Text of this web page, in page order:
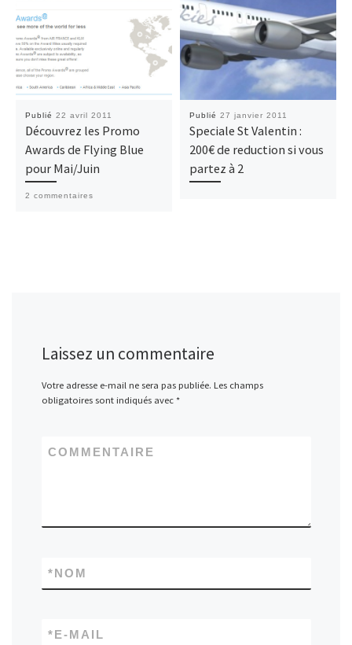
Publié 22 avril 2011
Découvrez les Promo
Awards de Flying Blue
pour Mai/Juin
2 commentaires
Publié 27 janvier 2011
Speciale St Valentin :
200€ de reduction si vous
partez à 2
Laissez un commentaire
Votre adresse e-mail ne sera pas publiée. Les champs
obligatoires sont indiqués avec *
COMMENTAIRE
NOM
*
E-MAIL
*